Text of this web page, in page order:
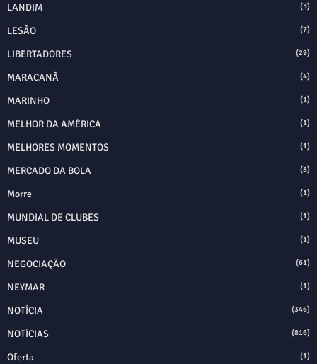
LANDIM (3)
LESÃO (7)
LIBERTADORES (29)
MARACANÃ (4)
MARINHO (1)
MELHOR DA AMÉRICA (1)
MELHORES MOMENTOS (1)
MERCADO DA BOLA (8)
Morre (1)
MUNDIAL DE CLUBES (1)
MUSEU (1)
NEGOCIAÇÃO (61)
NEYMAR (1)
NOTÍCIA (346)
NOTÍCIAS (816)
Oferta (1)